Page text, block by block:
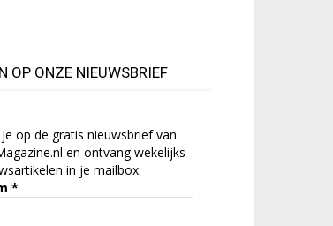
OP ONZE NIEUWSBRIEF
op de gratis nieuwsbrief van
en ontvang wekelijks
in je mailbox.
*